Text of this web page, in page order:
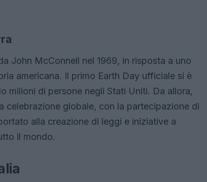
John McConnell nel 1969, in risposta a uno
americana. Il primo Earth Day ufficiale si è
milioni di persone negli Stati Uniti. Da allora,
celebrazione globale, con la partecipazione di
alla creazione di leggi e iniziative a
il mondo.